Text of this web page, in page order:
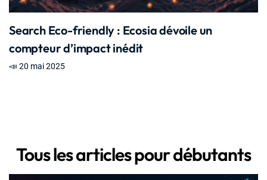
Search Eco-friendly : Ecosia dévoile un
compteur d’impact inédit
📣 20 mai 2025
Tous les articles pour débutants